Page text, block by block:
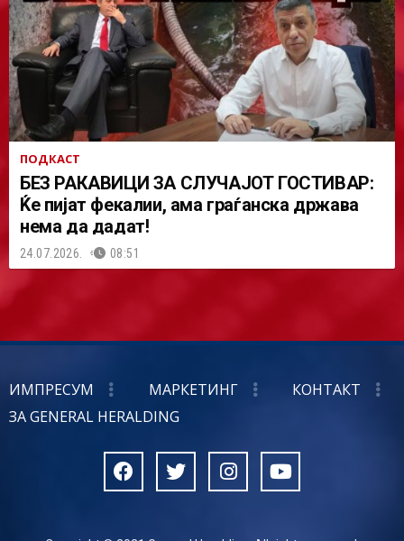
ПОДКАСТ
БЕЗ РАКАВИЦИ ЗА СЛУЧАЈОТ ГОСТИВАР:
Ќе пијат фекалии, ама граѓанска држава
нема да дадат!
24.07.2026. 08:51
ИМПРЕСУМ МАРКЕТИНГ
КОНТАКТ
ЗА GENERAL HERALDING